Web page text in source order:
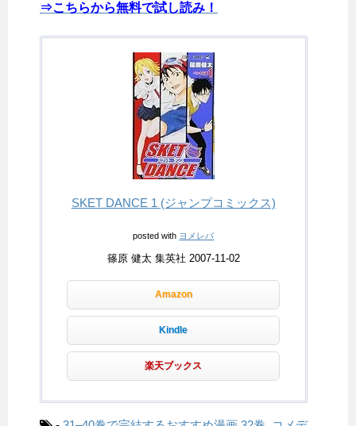
⇒こちらから無料で試し読み！
SKET DANCE 1 (ジャンプコミックス)
posted with ヨメレバ
篠原 健太 集英社 2007-11-02
Amazon
Kindle
楽天ブックス